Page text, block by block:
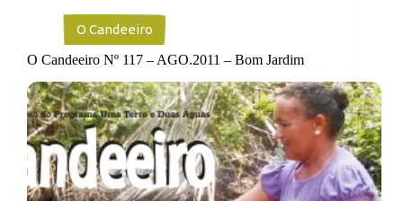
O Candeeiro
O Candeeiro Nº 117 – AGO.2011 – Bom Jardim